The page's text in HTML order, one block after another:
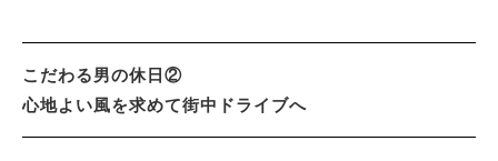
こだわる男の休日②
心地よい風を求めて街中ドライブへ